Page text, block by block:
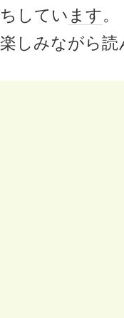
ちしてい ます。
楽しみながら